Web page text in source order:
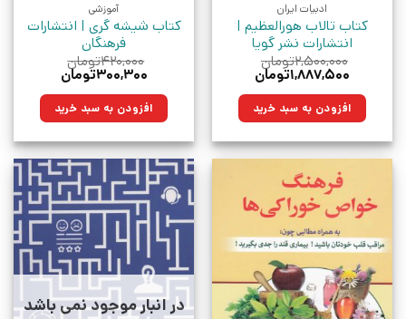
ادبیات ایران
کتاب تالاب هورالعظیم |
انتشارات نشر گویا
۲,۵۰۰,۰۰۰تومان
قیمت
۲,۵۰۰,۰۰۰تومان
بود.
۱,۸۸۷,۵۰۰تومان
۱,۸۸۷,۵۰۰تومان. افزودن به سبد خرید
آموزشی
کتاب شیشه گری | انتشارات
فرهنگان
۴۲۰,۰۰۰تومان
قیمت
۴۲۰,۰۰۰تومان
بود.
۳۰۰,۳۰۰تومان
۳۰۰,۳۰۰تومان.افزودن به سبد خرید
در انبار موجود نمی باشد